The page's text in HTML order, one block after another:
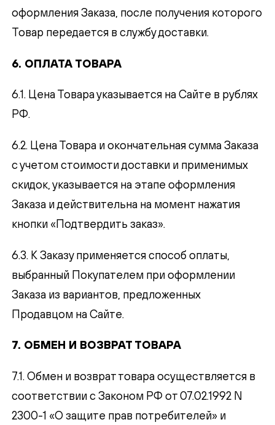
оформления Заказа, после получения которого
Товар передается в службу доставки.
6. ОПЛАТА ТОВАРА
6.1. Цена Товара указывается на Сайте в рублях
РФ.
6.2. Цена Товара и окончательная сумма Заказа
с учетом стоимости доставки и применимых
скидок, указывается на этапе оформления
Заказа и действительна на момент нажатия
кнопки «Подтвердить заказ».
6.3. К Заказу применяется способ оплаты,
выбранный Покупателем при оформлении
Заказа из вариантов, предложенных
Продавцом на Сайте.
7. ОБМЕН И ВОЗВРАТ ТОВАРА
7.1. Обмен и возврат товара осуществляется в
соответствии с Законом РФ от 07.02.1992 N
2300-1 «О защите прав потребителей» и